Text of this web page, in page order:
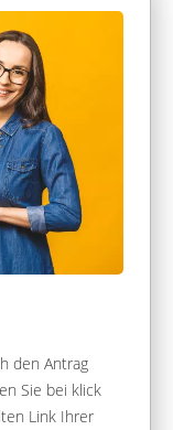
den Antrag
Sie bei klick
Link Ihrer